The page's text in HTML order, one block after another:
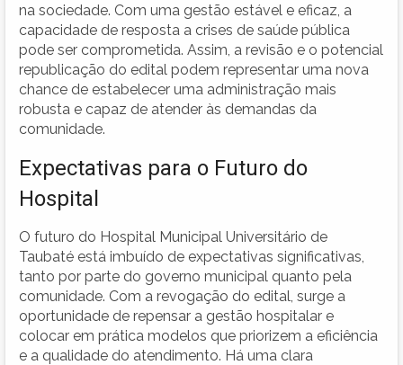
na sociedade. Com uma gestão estável e eficaz, a
capacidade de resposta a crises de saúde pública
pode ser comprometida. Assim, a revisão e o potencial
republicação do edital podem representar uma nova
chance de estabelecer uma administração mais
robusta e capaz de atender às demandas da
comunidade.
Expectativas para o Futuro do
Hospital
O futuro do Hospital Municipal Universitário de
Taubaté está imbuído de expectativas significativas,
tanto por parte do governo municipal quanto pela
comunidade. Com a revogação do edital, surge a
oportunidade de repensar a gestão hospitalar e
colocar em prática modelos que priorizem a eficiência
e a qualidade do atendimento. Há uma clara